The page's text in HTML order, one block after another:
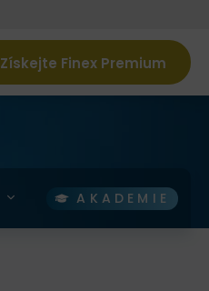
Získejte Finex Premium
AKADEMIE